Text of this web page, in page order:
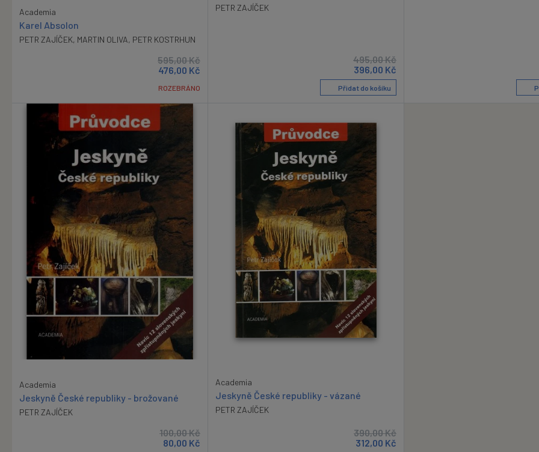
Academia
Karel Absolon
PETR ZAJÍČEK, MARTIN OLIVA, PETR KOSTRHUN
595,00Kč
476,00 Kč
ROZEBRÁNO
PETR ZAJÍČEK
495,00Kč
396,00 Kč
Přidat do košíku
Academia
Jeskyně České republiky - brožované
PETR ZAJÍČEK
100,00Kč
80,00 Kč
Academia
Jeskyně České republiky - vázané
PETR ZAJÍČEK
390,00Kč
312,00 Kč